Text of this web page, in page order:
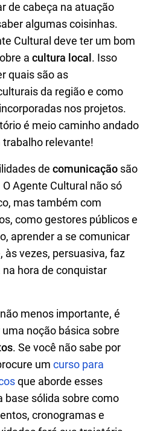
de cabeça na atuação
algumas coisinhas.
Cultural deve ter um bom
a cultura local . Isso
quais são as
da região e como
nos projetos.
é meio caminho andado
trabalho relevante!
de comunicação são
Agente Cultural não só
mas também com
como gestores públicos e
aprender a se comunicar
às vezes, persuasiva, faz
hora de conquistar
menos importante, é
noção básica sobre
. Se você não sabe por
um curso para
que aborde esses
base sólida sobre como
cronogramas e